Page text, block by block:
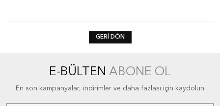
GERI DÖN
E-BÜLTEN ABONE OL
En son kampanyalar, indirimler ve daha fazlası için kaydolun